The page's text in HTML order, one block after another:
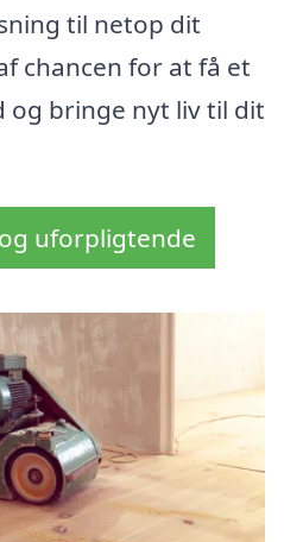
til netop dit
chancen for at få et
bringe nyt liv til dit
uforpligtende